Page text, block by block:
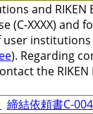
and RIKEN
(C-XXXX) and
user
). Regarding
the RIKEN
締結依頼書C-